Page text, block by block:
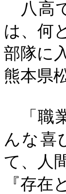
八高
は、何
部隊に
熊本県
「職
んな喜
て、人
『存在